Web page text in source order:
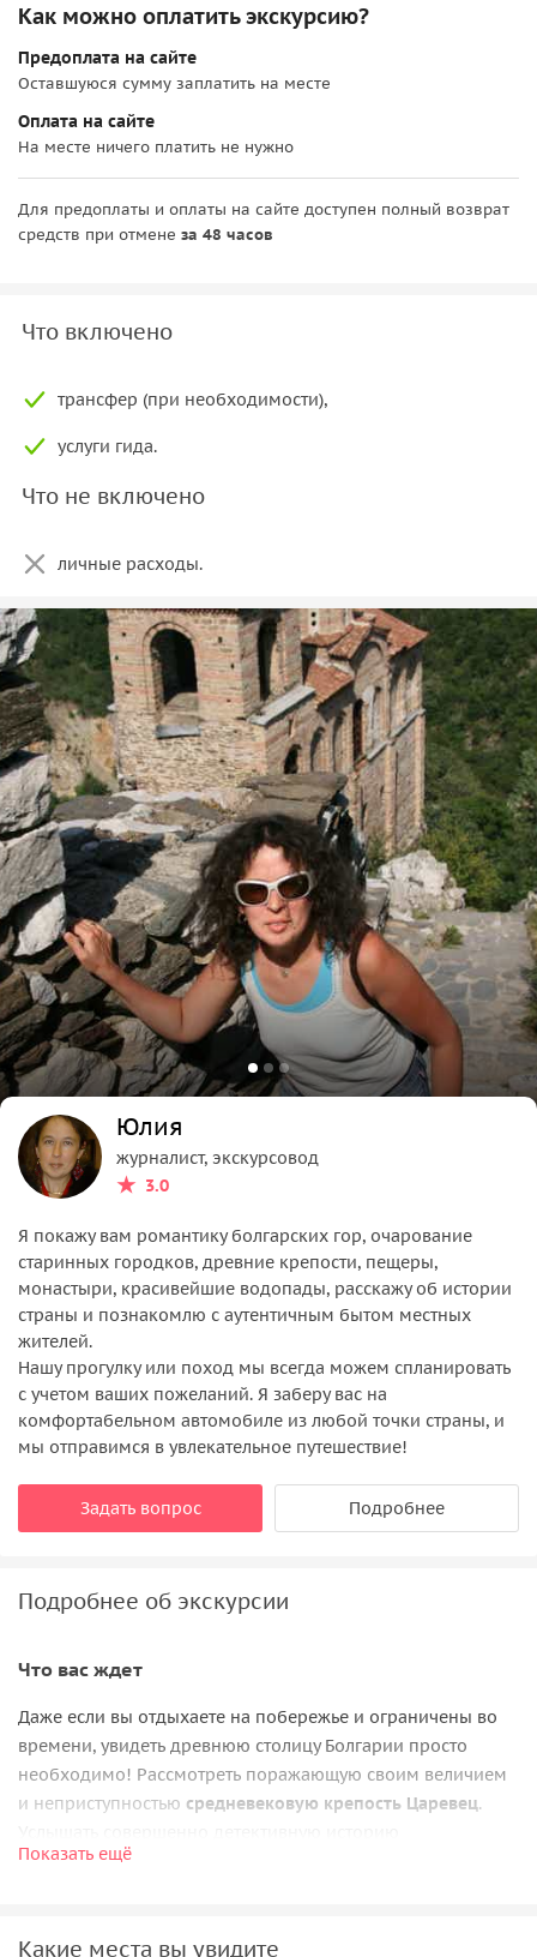
Как можно оплатить экскурсию?
Предоплата на сайте
Оставшуюся сумму заплатить на месте
Оплата на сайте
На месте ничего платить не нужно
Для предоплаты и оплаты на сайте доступен полный возврат
средств при отмене за 48 часов
Что включено
трансфер (при необходимости),
услуги гида.
Что не включено
личные расходы.
Юлия
журналист, экскурсовод
3.0
Я покажу вам романтику болгарских гор, очарование
старинных городков, древние крепости, пещеры,
монастыри, красивейшие водопады, расскажу об истории
страны и познакомлю с аутентичным бытом местных
жителей.
Нашу прогулку или поход мы всегда можем спланировать
с учетом ваших пожеланий. Я заберу вас на
комфортабельном автомобиле из любой точки страны, и
мы отправимся в увлекательное путешествие!
Задать вопрос Подробнее
Подробнее об экскурсии
Что вас ждет
Даже если вы отдыхаете на побережье и ограничены во
времени, увидеть древнюю столицу Болгарии просто
необходимо! Рассмотреть поражающую своим величием
и неприступностью средневековую крепость Царевец.
возникновения Тырновграда в XII веке, а затем
Показать ещё
Какие места вы увидите